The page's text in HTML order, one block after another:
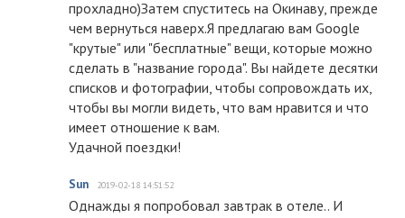
прохладно)Затем спуститесь на Окинаву, прежде
чем вернуться наверх.Я предлагаю вам Google
"крутые" или "бесплатные" вещи, которые можно
сделать в "название города". Вы найдете десятки
списков и фотографии, чтобы сопровождать их,
чтобы вы могли видеть, что вам нравится и что
имеет отношение к вам.
Удачной поездки!
Sun 2019-02-18 14:51:52
Однажды я попробовал завтрак в отеле.. И